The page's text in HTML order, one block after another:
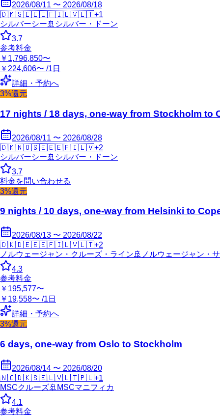
2026/08/11 〜 2026/08/18
🇩🇰🇸🇪🇪🇪🇫🇮🇱🇻🇱🇹+1
シルバーシー 🚢 シルバー・ドーン
3.7
参考料金
￥1,796,850〜
￥224,606〜 /1日
詳細・予約へ
3%還元
17 nights / 18 days, one-way from Stockholm to
2026/08/11 〜 2026/08/28
🇩🇰🇳🇴🇸🇪🇪🇪🇫🇮🇱🇻+2
シルバーシー 🚢 シルバー・ドーン
3.7
料金を問い合わせる
3%還元
9 nights / 10 days, one-way from Helsinki to
2026/08/13 〜 2026/08/22
🇩🇰🇩🇪🇪🇪🇫🇮🇱🇻🇱🇹+2
ノルウェージャン・クルーズ・ライン 🚢 ノルウェージャン・
4.3
参考料金
￥195,577〜
￥19,558〜 /1日
詳細・予約へ
3%還元
6 days, one-way from Oslo to Stockholm
2026/08/14 〜 2026/08/20
🇳🇴🇩🇰🇸🇪🇱🇻🇱🇹🇵🇱+1
MSCクルーズ🚢 MSCマニフィカ
4.1
参考料金